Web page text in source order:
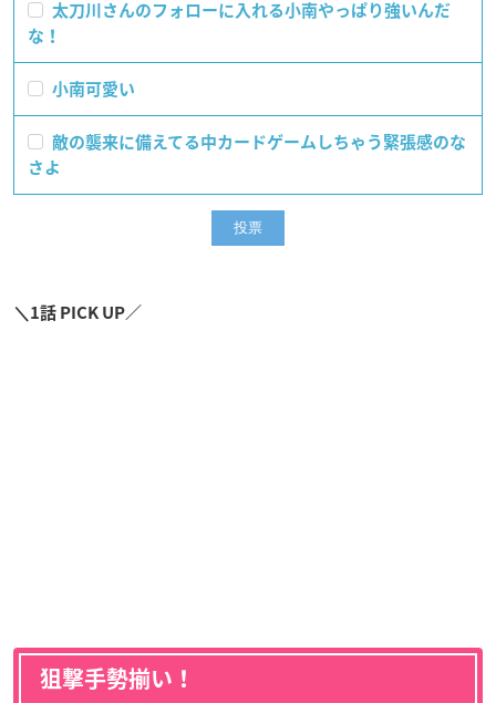
太刀川さんのフォローに入れる小南やっぱり強いんだ
な！
小南可愛い
敵の襲来に備えてる中カードゲームしちゃう緊張感のな
さよ
＼1話 PICK UP／
狙撃手勢揃い！